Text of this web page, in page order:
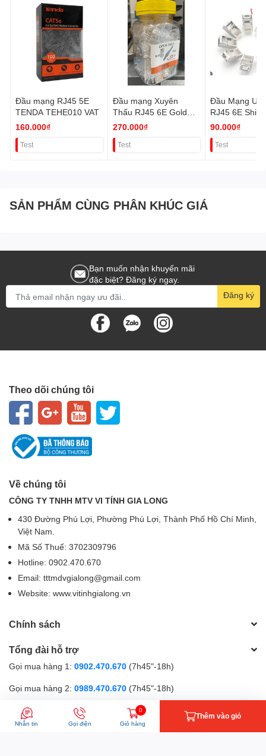
Đầu mạng RJ45 5E
TENDA TEHE010 VAT
160.000₫
Test
Đầu mạng Xuyên
Thấu RJ45 6E Golden
Japan VAT
270.000₫
Test
Đầu Mạng
RJ45 6E
Crystal (Bọc
90.000₫
Test
SẢN PHẨM CÙNG PHÂN KHÚC GIÁ
Bạn muốn nhận khuyến mãi
đặc biệt? Đăng ký ngay.
Đăng ký
Theo dõi chúng tôi
Về chúng tôi
CÔNG TY TNHH MTV VI TÍNH GIA LONG
430 Đường Phú Lợi, Phường Phú Lợi, Thành Phố Hồ Chí Minh,
Việt Nam.
Mã Số Thuế: 3702309796
Hotline: 0902.470.670
Email: tttmdvgialong@gmail.com
Website: www.vitinhgialong.vn
Chính sách
Tổng đài hỗ trợ
Gọi mua hàng 1: 0902.470.670 (7h45"-18h)
Gọi mua hàng 2: 0989.470.670 (7h45"-18h)
Gọi hỗ trợ kĩ thuật: 0867.470.670(9h-18h)
Nhắn tin Gọi điện
0
Giỏ hàng
Thêm vào giỏ